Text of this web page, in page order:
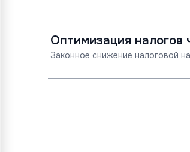
Оптимизация
Законное снижение налоговой